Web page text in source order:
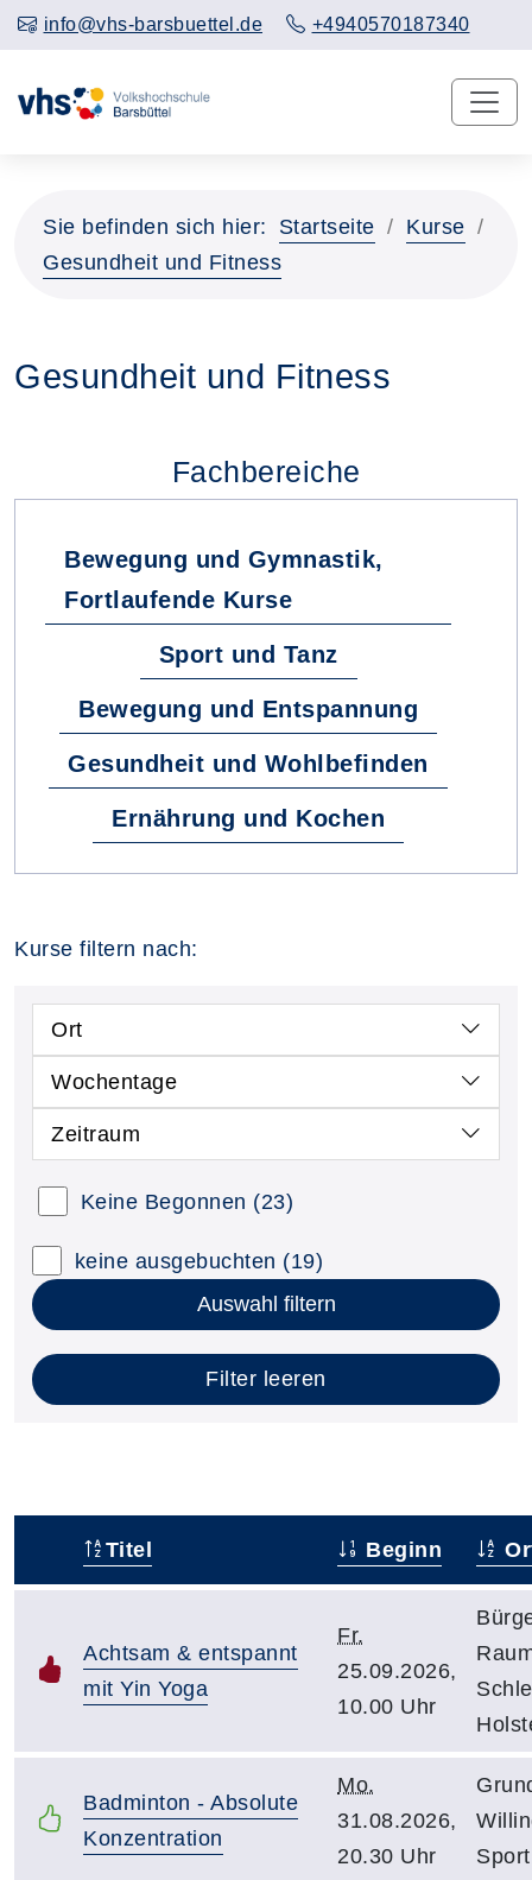
info@vhs-barsbuettel.de +4940570187340
Sie befinden sich hier: Startseite
Kurse
Gesundheit und Fitness
Gesundheit und Fitness
Fachbereiche
Bewegung und Gymnastik,
Fortlaufende Kurse
Sport und Tanz
Bewegung und Entspannung
Gesundheit und Wohlbefinden
Ernährung und Kochen
Kurse filtern nach:
Ort
Wochentage
Zeitraum
Keine Begonnen (23)
keine ausgebuchten (19)
Auswahl filtern
Filter leeren
Titel Beginn
Achtsam & entspannt
mit Yin Yoga
Fr.
25.09.2026,
10.00 Uhr
Badminton - Absolute
Konzentration
Mo.
31.08.2026,
20.30 Uhr